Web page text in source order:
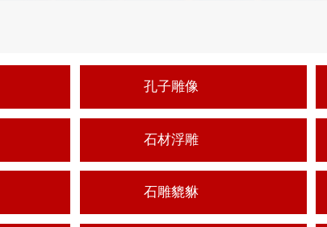
孔子雕像
石材浮雕
石雕貔貅